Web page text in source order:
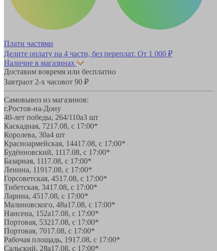
Плати частями
Делите оплату на 4 части, без переплат. От 1 000 ₽
Наличие в магазинах
Доставим вовремя или бесплатно
Завтраот 2-х часовот 90 ₽
Самовывоз из магазинов:
г.Ростов-на-Дону
40-лет победы, 264/110а3 шт
Каскадная, 7217.08, с 17:00*
Королева, 30а4 шт
Красноармейская, 14417.08, с 17:00*
Будённовский, 1117.08, с 17:00*
Базарная, 1117.08, с 17:00*
Ленина, 11917.08, с 17:00*
Горсоветская, 4517.08, с 17:00*
Тибетская, 3417.08, с 17:00*
Ларина, 4517.08, с 17:00*
Малиновского, 48а17.08, с 17:00*
Нансена, 152а17.08, с 17:00*
Портовая, 53217.08, с 17:00*
Портовая, 7017.08, с 17:00*
Рабочая площадь, 1917.08, с 17:00*
Сальский, 28a17.08, с 17:00*